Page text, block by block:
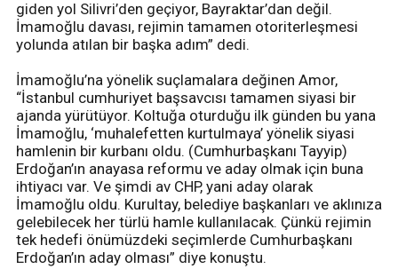
giden yol Silivri’den geçiyor, Bayraktar’dan değil.
İmamoğlu davası, rejimin tamamen otoriterleşmesi
yolunda atılan bir başka adım” dedi.
İmamoğlu’na yönelik suçlamalara değinen Amor,
“İstanbul cumhuriyet başsavcısı tamamen siyasi bir
ajanda yürütüyor. Koltuğa oturduğu ilk günden bu yana
İmamoğlu, ‘muhalefetten kurtulmaya’ yönelik siyasi
hamlenin bir kurbanı oldu. (Cumhurbaşkanı Tayyip)
Erdoğan’ın anayasa reformu ve aday olmak için buna
ihtiyacı var. Ve şimdi av CHP, yani aday olarak
İmamoğlu oldu. Kurultay, belediye başkanları ve aklınıza
gelebilecek her türlü hamle kullanılacak. Çünkü rejimin
tek hedefi önümüzdeki seçimlerde Cumhurbaşkanı
Erdoğan’ın aday olması” diye konuştu.